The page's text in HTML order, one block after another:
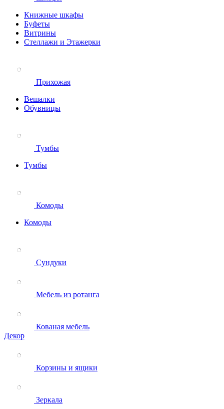
Книжные шкафы
Буфеты
Витрины
Стеллажи и Этажерки
Прихожая
Вешалки
Обувницы
Тумбы
Тумбы
Комоды
Комоды
Сундуки
Мебель из ротанга
Кованая мебель
Декор
Корзины и ящики
Зеркала